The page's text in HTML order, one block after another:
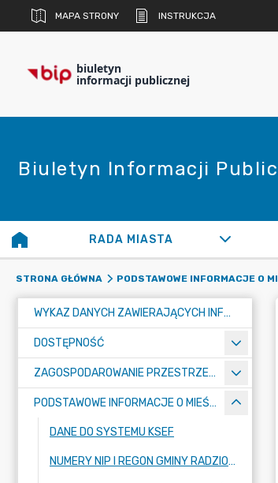
MAPA STRONY INSTRUKCJA
biuletyn
informacji publicznej
Biuletyn Informacji
RADA MIASTA
STRONA GŁÓWNA PODSTAWOWE INFORMACJE O
WYKAZ DANYCH ZAWIERAJĄCYCH INFORMACJE O ŚRODOWISKU I JEGO OCHRONIE
DOSTĘPNOŚĆ
ZAGOSPODAROWANIE PRZESTRZENNE
PODSTAWOWE INFORMACJE O MIEŚCIE
DANE DO SYSTEMU KSEF
NUMERY NIP I REGON GMINY RADZIONKÓW